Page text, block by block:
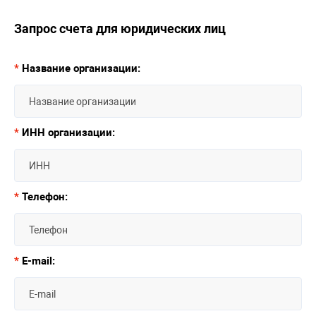
Запрос счета для юридических лиц
* Название организации:
* ИНН организации:
* Телефон:
* E-mail: